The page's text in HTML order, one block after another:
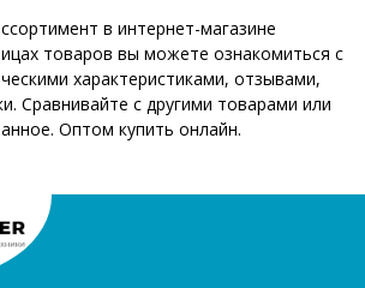
в интернет-магазине
товаров вы можете ознакомиться с
характеристиками, отзывами,
Сравнивайте с другими товарами или
Оптом купить онлайн.